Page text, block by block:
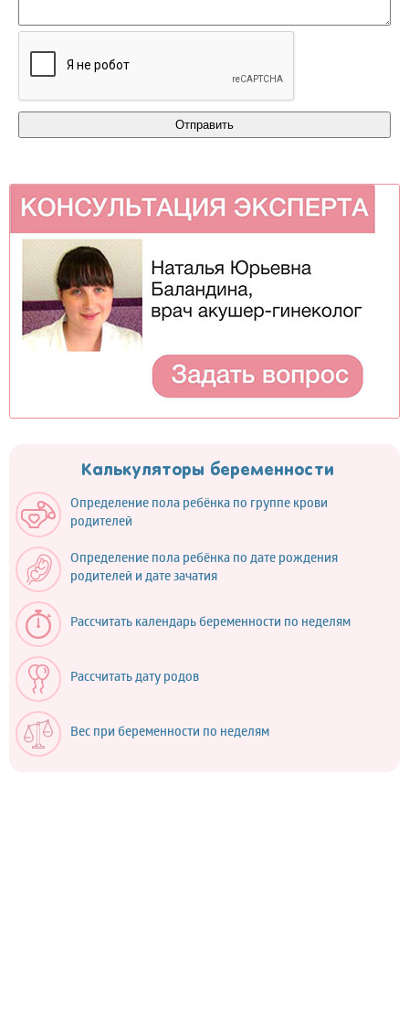
Калькуляторы беременности
Определение пола ребёнка по группе крови
родителей
Определение пола ребёнка по дате рождения
родителей и дате зачатия
Рассчитать календарь беременности по неделям
Рассчитать дату родов
Вес при беременности по неделям